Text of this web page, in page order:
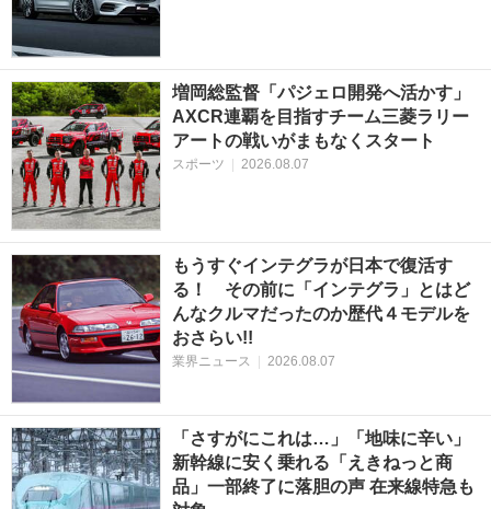
増岡総監督「パジェロ開発へ活かす」
AXCR連覇を目指すチーム三菱ラリー
アートの戦いがまもなくスタート
スポーツ | 2026.08.07
もうすぐインテグラが日本で復活す
る！ その前に「インテグラ」とはど
んなクルマだったのか歴代４モデルを
おさらい!!
業界ニュース | 2026.08.07
「さすがにこれは…」「地味に辛い」
新幹線に安く乗れる「えきねっと商
品」一部終了に落胆の声 在来線特急も